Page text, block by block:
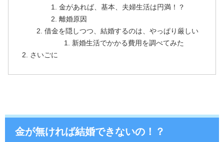
金があれば、基本、夫婦生活は円満！？
離婚原因
借金を隠しつつ、結婚するのは、やっぱり厳しい
新婚生活でかかる費用を調べてみた
さいごに
金が無ければ結婚できないの！？